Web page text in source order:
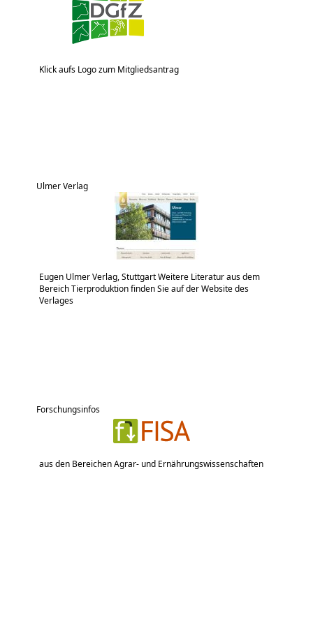
Klick aufs Logo zum Mitgliedsantrag
Ulmer Verlag
Eugen Ulmer Verlag, Stuttgart Weitere Literatur aus dem
Bereich Tierproduktion finden Sie auf der Website des
Verlages
Forschungsinfos
aus den Bereichen Agrar- und Ernährungswissenschaften